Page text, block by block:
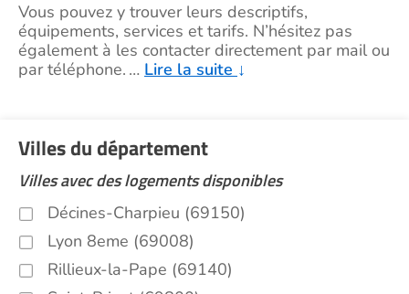
Vous pouvez y trouver leurs descriptifs,
équipements, services et tarifs. N’hésitez pas
également à les contacter directement par mail ou
par téléphone. … Lire la suite ↓
Villes du département
Villes avec des logements disponibles
Décines-Charpieu (69150)
Lyon 8eme (69008)
Rillieux-la-Pape (69140)